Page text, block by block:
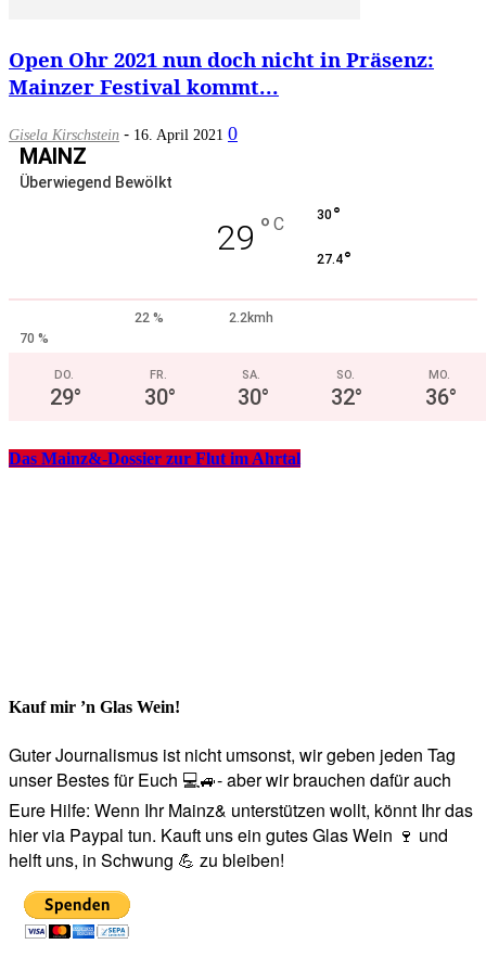
Open Ohr 2021 nun doch nicht in Präsenz:
Mainzer Festival kommt...
Gisela Kirschstein - 16. April 2021 0
MAINZ
Überwiegend Bewölkt
29 ° C 30°
27.4°
22 %
2.2kmh
70 %
DO.
29°
FR.
30°
SA.
30°
SO.
32°
MO.
36°
Das Mainz&-Dossier zur Flut im Ahrtal
Kauf mir ’n Glas Wein!
Guter Journalismus ist nicht umsonst, wir geben jeden Tag
unser Bestes für Euch 💻🚙- aber wir brauchen dafür auch
Eure Hilfe: Wenn Ihr Mainz& unterstützen wollt, könnt Ihr das
hier via Paypal tun. Kauft uns ein gutes Glas Wein 🍷 und
helft uns, in Schwung 💪 zu bleiben!